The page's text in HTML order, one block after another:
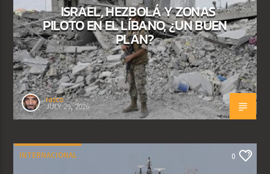
ISRAEL, HEZBOLÁ Y ZONAS
PILOTO EN EL LÍBANO, ¿UN BUEN
PLAN?
rasco
JULY 29, 2026
INTERNACIONAL 0